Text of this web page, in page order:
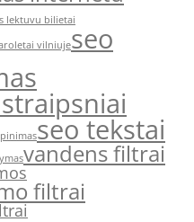
lektuvu bilietai
roletai vilniujeseo
seo tekstai
vandens filtrai
filtrai